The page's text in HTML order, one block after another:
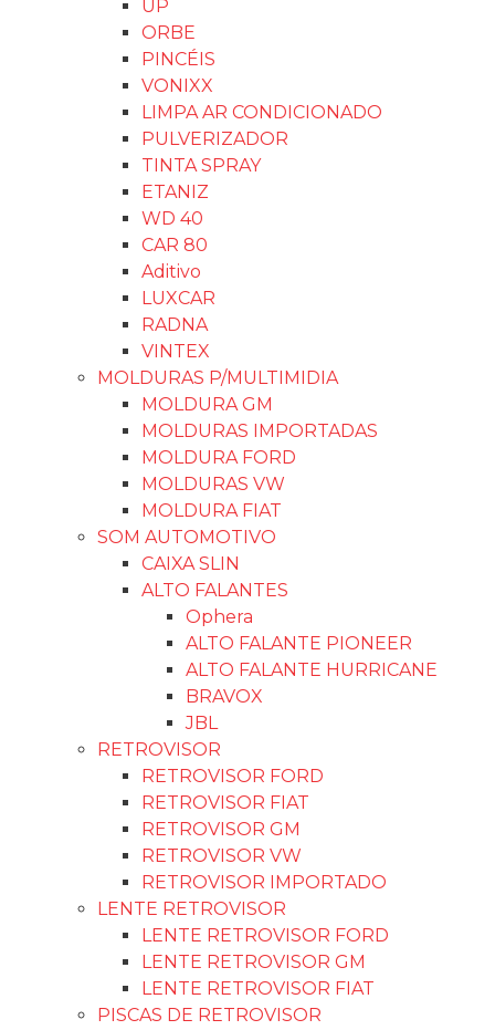
UP
ORBE
PINCÉIS
VONIXX
LIMPA AR CONDICIONADO
PULVERIZADOR
TINTA SPRAY
ETANIZ
WD 40
CAR 80
Aditivo
LUXCAR
RADNA
VINTEX
MOLDURAS P/MULTIMIDIA
MOLDURA GM
MOLDURAS IMPORTADAS
MOLDURA FORD
MOLDURAS VW
MOLDURA FIAT
SOM AUTOMOTIVO
CAIXA SLIN
ALTO FALANTES
Ophera
ALTO FALANTE PIONEER
ALTO FALANTE HURRICANE
BRAVOX
JBL
RETROVISOR
RETROVISOR FORD
RETROVISOR FIAT
RETROVISOR GM
RETROVISOR VW
RETROVISOR IMPORTADO
LENTE RETROVISOR
LENTE RETROVISOR FORD
LENTE RETROVISOR GM
LENTE RETROVISOR FIAT
PISCAS DE RETROVISOR